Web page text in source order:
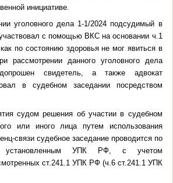
инициативе.
уголовного дела 1-1/2024 подсудимый в
с помощью ВКС на основании ч.1
по состоянию здоровья не мог явиться в
рассмотрении данного уголовного дела
свидетель, а также адвокат
в судебном заседании посредством
судом решения об участии в судебном
или иного лица путем использования
связи судебное заседание проводится по
установленным УПК РФ, с учетом
ст.241.1 УПК РФ (ч.6 ст.241.1 УПК